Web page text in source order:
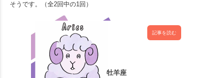
そうです。（全2回中の1回）
記事を読む